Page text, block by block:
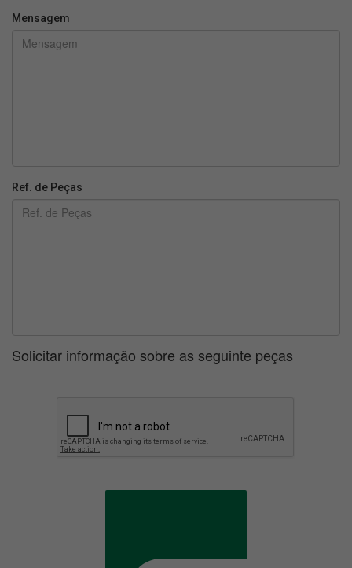
Mensagem
Ref. de Peças
Solicitar informação sobre as seguinte peças